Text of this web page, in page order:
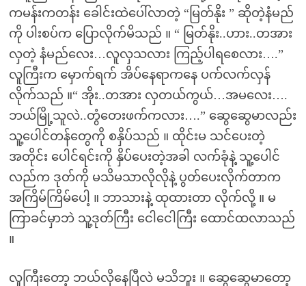
ကမန်းကတန်း ခေါင်းထဲပေါ်လာတဲ့ “မြတ်နိုး ” ဆိုတဲ့နံမည်
ကို ပါးစပ်က ပြောလိုက်မိသည် ။ “ မြတ်နိုး..ဟား..တအား
လှတဲ့ နံမည်လေး…လူလှသလား ကြည့်ပါရစေလား….”
လူကြီးက မှောက်ရက် အိပ်နေရာကနေ ပက်လက်လှန်
လိုက်သည် ။“ အိုး..တအား လှတယ်ကွယ်…အမလေး….
ဘယ်မြို့သူလဲ..တွံတေးဖက်ကလား….” ဆွေဆွေမာလည်း
သူ့ပေါင်တန်တွေကို စနှိပ်သည် ။ ထိုင်းမ သင်ပေးတဲ့
အတိုင်း ပေါင်ရင်းကို နှိပ်ပေးတဲ့အခါ လက်ခုံနဲ့ သူ့ပေါင်
လည်က ဒုတ်ကို မသိမသာလိုလိုနဲ့ ပွတ်ပေးလိုက်တာက
အကြိမ်ကြိမ်ပေါ့ ။ ဘာသားနဲ့ ထုထားတာ လိုက်လို့ ။ မ
ကြာခင်မှာဘဲ သူ့ဒုတ်ကြီး ငေါငေါကြီး ထောင်ထလာသည်
။
လူကြီးတော့ ဘယ်လိုနေပြီလဲ မသိဘူး ။ ဆွေဆွေမာတော့